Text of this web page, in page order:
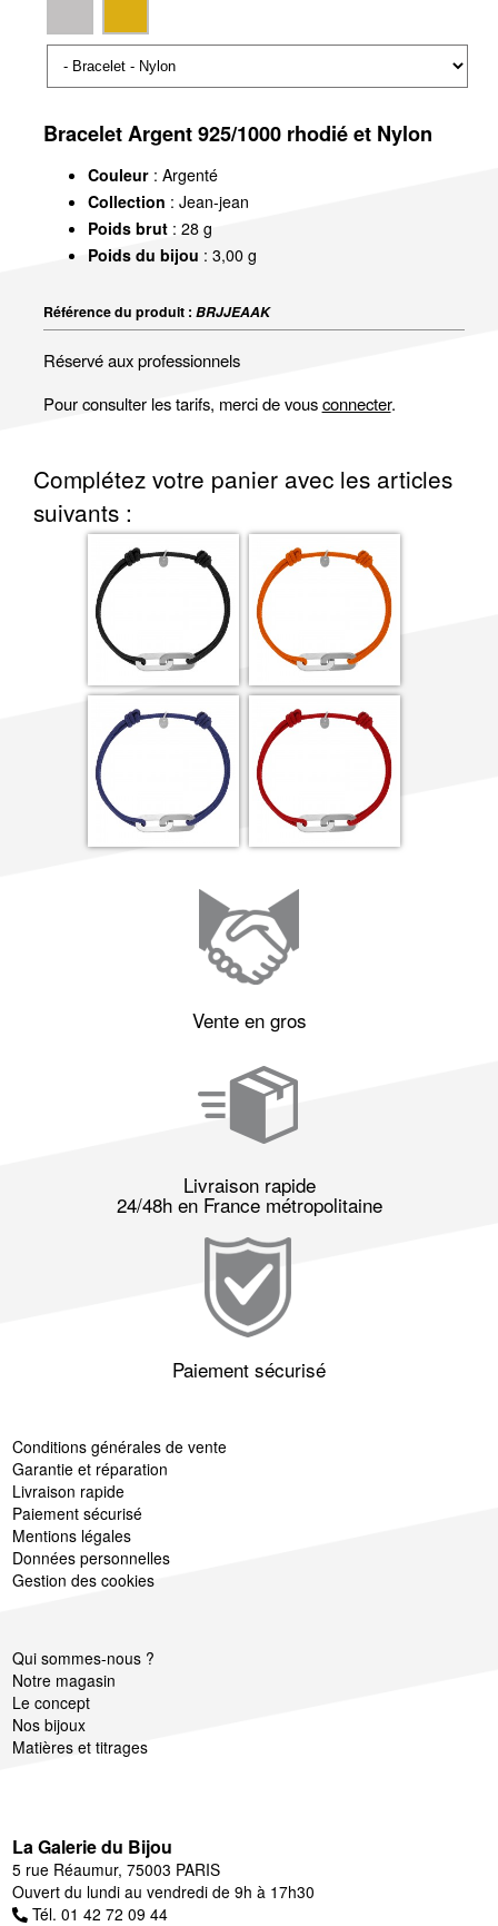
Bracelet Argent 925/1000 rhodié et Nylon
Couleur: Argenté
Collection : Jean-jean
Poids brut: 28 g
Poids du bijou : 3,00 g
Référence du produit : BRJJEAAK
Réservé aux professionnels
Pour consulter les tarifs, merci de vousconnecter.
Complétez votre panier avec les articles
suivants :
Vente en gros
Livraison rapide
24/48h en France métropolitaine
Paiement sécurisé
Conditions générales de vente
Garantie et réparation
Livraison rapide
Paiement sécurisé
Mentions légales
Données personnelles
Gestion des cookies
Qui sommes-nous ?
Notre magasin
Le concept
Nos bijoux
Matières et titrages
La Galerie du Bijou
5 rue Réaumur, 75003 PARIS
Ouvert du lundi au vendredi de 9h à 17h30
Tél. 01 42 72 09 44